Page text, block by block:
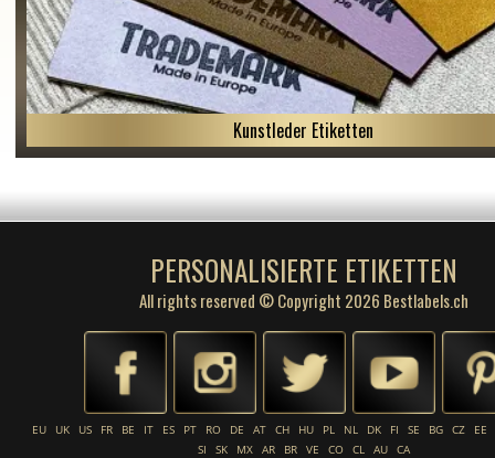
Kunstleder Etiketten
PERSONALISIERTE ETIKETTEN
All rights reserved © Copyright 2026 Bestlabels.ch
EU UK US FR BE IT ES PT RO DE AT CH HU PL NL DK FI SE BG CZ
EE
SI
SK MX AR BR VE CO CL AU CA